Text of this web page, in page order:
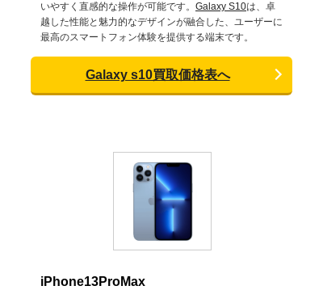
いやすく直感的な操作が可能です。 Galaxy S10は、卓
越した性能と魅力的なデザインが融合した、ユーザーに
最高のスマートフォン体験を提供する端末です。
Galaxy s10買取価格表へ
iPhone13ProMax